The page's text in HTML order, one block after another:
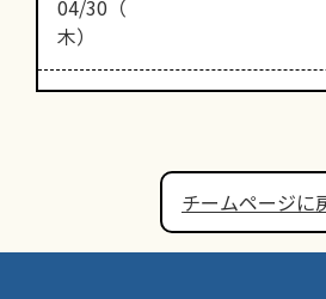
04/30（
木）
チームページに